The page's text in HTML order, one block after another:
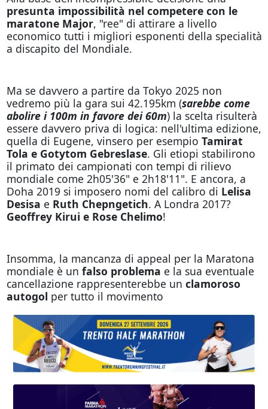
presunta impossibilità nel competere con le
maratone Major, "ree" di attirare a livello
economico tutti i migliori esponenti della specialità
a discapito del Mondiale.
Ma se davvero a partire da Tokyo 2025 non
vedremo più la gara sui 42.195km (sarebbe come
abolire i 100m in favore dei 60m) la scelta risulterà
essere davvero priva di logica: nell'ultima edizione,
quella di Eugene, vinsero per esempio Tamirat
Tola e Gotytom Gebreslase. Gli etiopi stabilirono
il primato dei campionati con tempi di rilievo
mondiale come 2h05'36" e 2h18'11". E ancora, a
Doha 2019 si imposero nomi del calibro di Lelisa
Desisa e Ruth Chepngetich. A Londra 2017?
Geoffrey Kirui e Rose Chelimo!
Insomma, la mancanza di appeal per la Maratona
mondiale è un falso problema e la sua eventuale
cancellazione rappresenterebbe un clamoroso
autogol per tutto il movimento